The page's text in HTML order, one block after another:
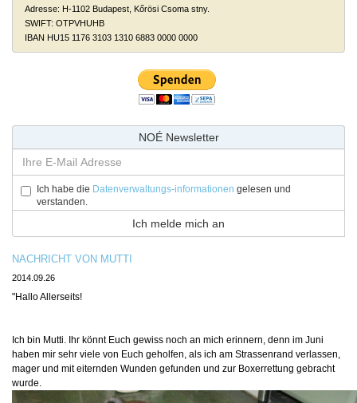
Adresse: H-1102 Budapest, Kőrösi Csoma stny.
SWIFT: OTPVHUHB
IBAN HU15 1176 3103 1310 6883 0000 0000
NOÉ Newsletter
Ich habe die Datenverwaltungs-informationen gelesen und
verstanden.
NACHRICHT VON MUTTI
2014.09.26
"Hallo Allerseits!
Ich bin Mutti. Ihr könnt Euch gewiss noch an mich erinnern, denn im Juni
haben mir sehr viele von Euch geholfen, als ich am Strassenrand verlassen,
mager und mit eiternden Wunden gefunden und zur Boxerrettung gebracht
wurde.